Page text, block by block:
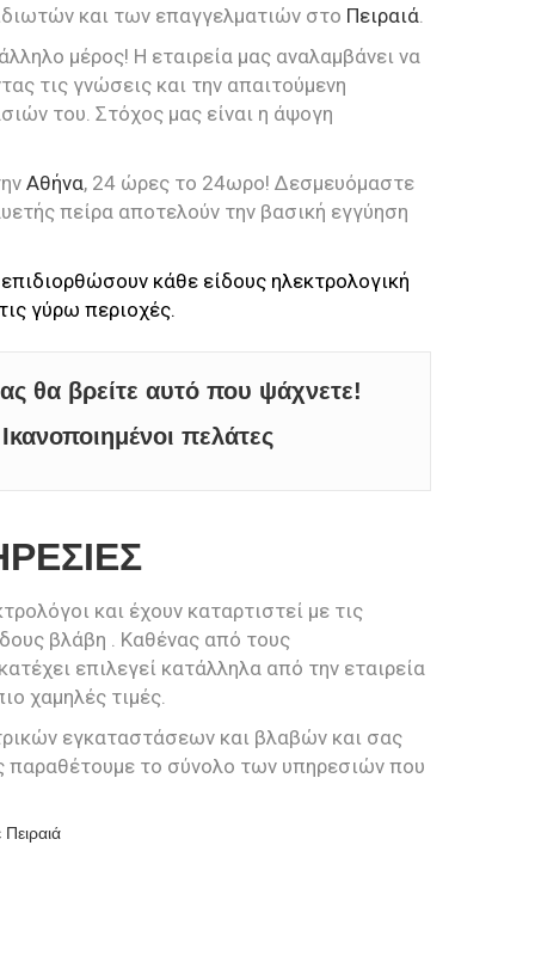
και των επαγγελματιών στο Πειραιά.
μέρος! Η εταιρεία μας αναλαμβάνει να
τις γνώσεις και την απαιτούμενη
του. Στόχος μας είναι η άψογη
Αθήνα, 24 ώρες το 24ωρο! Δεσμευόμαστε
πείρα αποτελούν την βασική εγγύηση
κάθε είδους ηλεκτρολογική
γύρω περιοχές.
θα βρείτε αυτό που ψάχνετε!
πελάτες
και έχουν καταρτιστεί με τις
βλάβη . Καθένας από τους
επιλεγεί κατάλληλα από την εταιρεία
χαμηλές τιμές.
εγκαταστάσεων και βλαβών και σας
παραθέτουμε το σύνολο των υπηρεσιών που